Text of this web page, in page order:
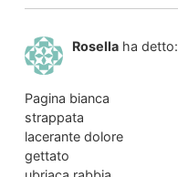
Rosella ha detto:
Pagina bianca
strappata
lacerante dolore
gettato